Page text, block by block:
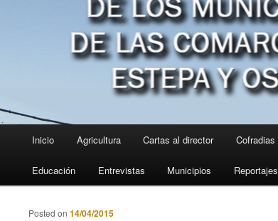
Inicio Agricultura Cartas al director Cofradias
Educación Entrevistas Municipios Reportajes
Posted on 14/04/2015